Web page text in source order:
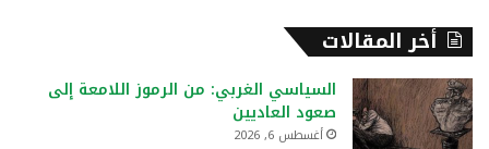
أخر المقالات
السياسي الغربي: من الرموز اللامعة إلى
صعود العاديين
أغسطس 6, 2026